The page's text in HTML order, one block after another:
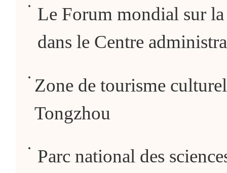
Le Forum mondial sur
dans le Centre
Zone de tourisme
Tongzhou
Parc national des